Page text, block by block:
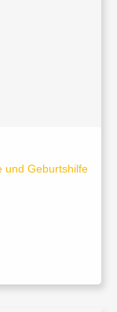
und Geburtshilfe